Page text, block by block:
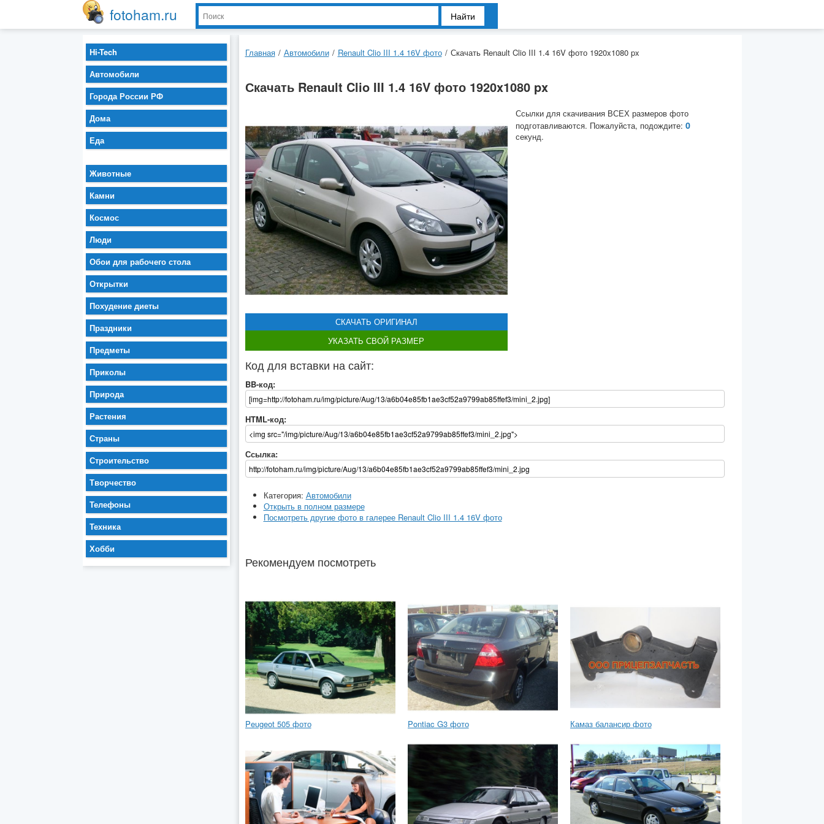
fotoham.ru Найти
Главная / Автомобили / Renault Clio III 1.4 16V фото / Скачать Renault Clio III 1.4 16V фото 1920x1080 px
Скачать Renault Clio III 1.4 16V фото 1920x1080 px
СКАЧАТЬ ОРИГИНАЛ
УКАЗАТЬ СВОЙ РАЗМЕР
Ссылки для скачивания ВСЕХ размеров фото
подготавливаются. Пожалуйста, подождите: 0
секунд.
Код для вставки на сайт:
BB-код:
HTML-код:
Ссылка:
Категория: Автомобили
Открыть в полном размере
Посмотреть другие фото в галерее Renault Clio III 1.4 16V фото
Рекомендуем посмотреть
Peugeot 505 фото Pontiac G3 фото Камаз балансир фото
Hi-Tech
Автомобили
Города России РФ
Дома
Еда
Животные
Камни
Космос
Люди
Обои для рабочего стола
Открытки
Похудение диеты
Праздники
Предметы
Приколы
Природа
Растения
Страны
Строительство
Творчество
Телефоны
Техника
Хобби